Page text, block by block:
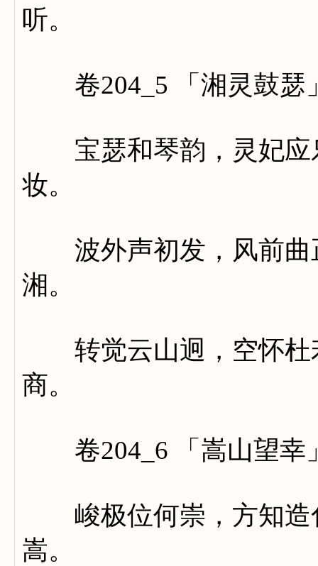
听。
卷204_5 「湘灵鼓瑟
宝瑟和琴韵，灵妃应
妆。
波外声初发，风前曲
湘。
转觉云山迥，空怀杜
商。
卷204_6 「嵩山望幸
峻极位何崇，方知造
嵩。